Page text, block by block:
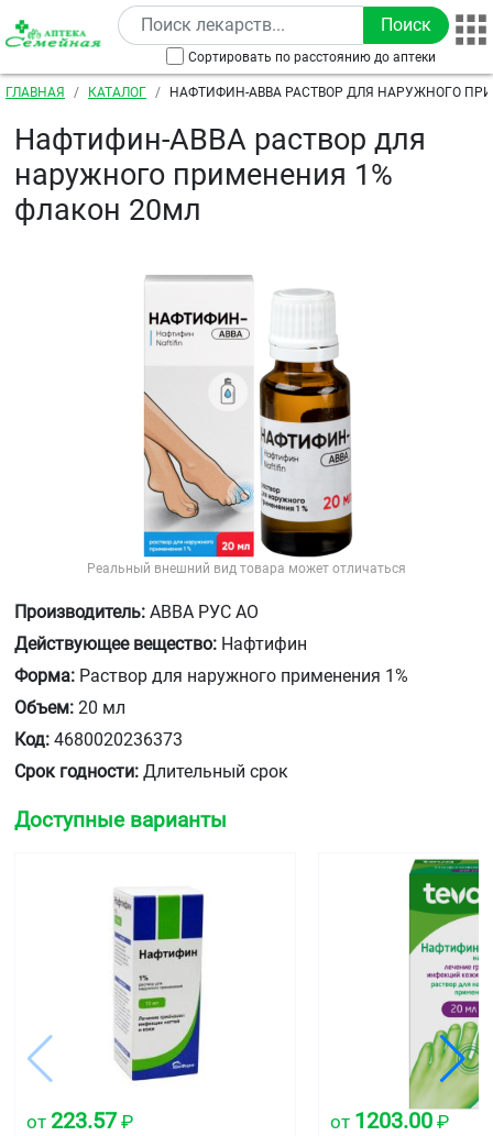
Перейти к основному содержанию
Сортировать по расстоянию до аптеки
Строка навигации
ГЛАВНАЯ КАТАЛОГ
НАФТИФИН-АВВА РАСТВОР ДЛЯ НАРУЖНОГО
Нафтифин-АВВА раствор для
наружного применения 1%
флакон 20мл
Реальный внешний вид товара может отличаться
Производитель: АВВА РУС АО
Действующее вещество: Нафтифин
Форма: Раствор для наружного применения 1%
Объем: 20 мл
Код: 4680020236373
Срок годности: Длительный срок
Доступные варианты
от 223.57 ₽ от 1203.00 ₽